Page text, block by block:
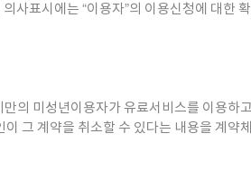
사표시에는 “이용자”의 이용신청에 대한
의 미성년이용자가 유료서비스를 이용하
그 계약을 취소할 수 있다는 내용을 계약